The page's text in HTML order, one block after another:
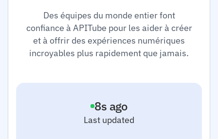
Des équipes du monde entier font
confiance à APITube pour les aider à créer
et à offrir des expériences numériques
incroyables plus rapidement que jamais.
Last updated
9s ago